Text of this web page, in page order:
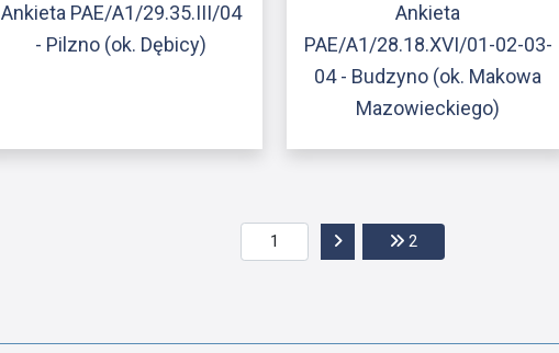
Ankieta PAE/A1/29.35.III/04
- Pilzno (ok. Dębicy)
Ankieta
PAE/A1/28.18.XVI/01-02-03-
04 - Budzyno (ok. Makowa
Mazowieckiego)
Przejdź do następnej strony
2